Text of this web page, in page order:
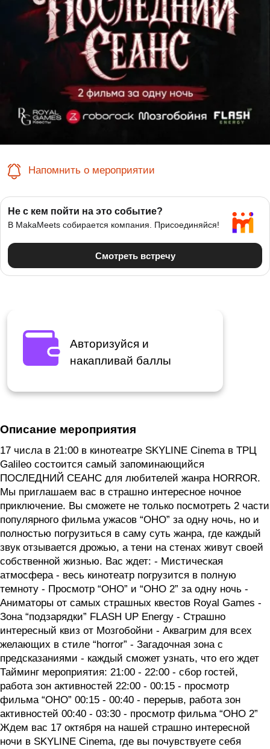
Напомнить о мероприятии
Авторизуйся и
накапливай баллы
Описание мероприятия
17 числа в 21:00 в кинотеатре SKYLINE Cinema в ТРЦ
Galileo состоится самый запоминающийся
ПОСЛЕДНИЙ СЕАНС для любителей жанра HORROR.
Мы приглашаем вас в страшно интересное ночное
приключение. Вы сможете не только посмотреть 2 части
популярного фильма ужасов “ОНО” за одну ночь, но и
полностью погрузиться в саму суть жанра, где каждый
звук отзывается дрожью, а тени на стенах живут своей
собственной жизнью. Вас ждет: - Мистическая
атмосфера - весь кинотеатр погрузится в полную
темноту - Просмотр “ОНО” и “ОНО 2” за одну ночь -
Аниматоры от самых страшных квестов Royal Games -
Зона “подзарядки” FLASH UP Energy - Страшно
интересный квиз от Мозгобойни - Аквагрим для всех
желающих в стиле “horror” - Загадочная зона с
предсказаниями - каждый сможет узнать, что его ждет
Тайминг мероприятия: 21:00 - 22:00 - сбор гостей,
работа зон активностей 22:00 - 00:15 - просмотр
фильма “ОНО” 00:15 - 00:40 - перерыв, работа зон
активностей 00:40 - 03:30 - просмотр фильма “ОНО 2”
Ждем вас 17 октября на нашей страшно интересной
ночи в SKYLINE Cinema, где вы почувствуете себя